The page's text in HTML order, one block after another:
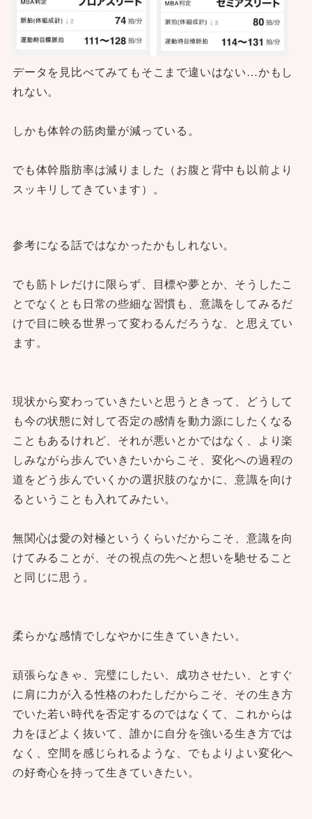
データを見比べてみてもそこまで違いはない…かもし
れない。
しかも体幹の筋肉量が減っている。
でも体幹脂肪率は減りました（お腹と背中も以前より
スッキリしてきています）。
参考になる話ではなかったかもしれない。
でも筋トレだけに限らず、目標や夢とか、そうしたこ
とでなくとも日常の些細な習慣も、意識をしてみるだ
けで目に映る世界って変わるんだろうな、と思えてい
ます。
現状から変わっていきたいと思うときって、どうして
も今の状態に対して否定の感情を動力源にしたくなる
こともあるけれど、それが悪いとかではなく、より楽
しみながら歩んでいきたいからこそ、変化への過程の
道をどう歩んでいくかの選択肢のなかに、意識を向け
るということも入れてみたい。
無関心は愛の対極というくらいだからこそ、意識を向
けてみることが、その視点の先へと想いを馳せること
と同じに思う。
柔らかな感情でしなやかに生きていきたい。
頑張らなきゃ、完璧にしたい、成功させたい、とすぐ
に肩に力が入る性格のわたしだからこそ、その生き方
でいた若い時代を否定するのではなくて、これからは
力をほどよく抜いて、誰かに自分を強いる生き方では
なく、空間を感じられるような、でもよりよい変化へ
の好奇心を持って生きていきたい。